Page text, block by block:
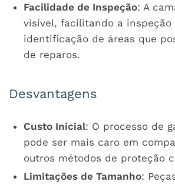
Facilidade de Inspeção: A
visível, facilitando a inspeção
identificação de áreas que
de reparos.
Desvantagens
Custo Inicial: O processo de
pode ser mais caro em
outros métodos de proteção
Limitações de Tamanho: